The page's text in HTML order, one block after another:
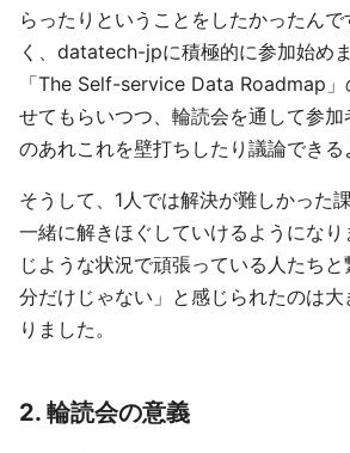
らったりということをしたかったん
く、datatech-jpに積極的に参加始め
「The Self-service Data Roadmap」
せてもらいつつ、輪読会を通して参
のあれこれを壁打ちしたり議論できる
そうして、1人では解決が難しかった
一緒に解きほぐしていけるようにな
じような状況で頑張っている人たち
分だけじゃない」と感じられたのは
りました。
2. 輪読会の意義